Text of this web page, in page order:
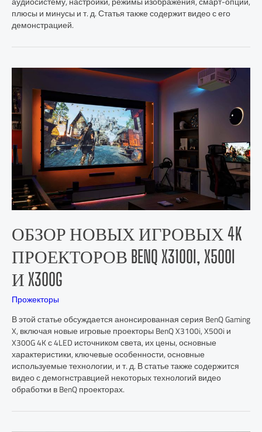
плюсы и минусы и т. д. Статья также содержит видео с его
демонстрацией.
ОБЗОР НОВЫХ ИГРОВЫХ 4K
ПРОЕКТОРОВ BENQ X3100I, X500I
И X300G
Прожекторы
В этой статье обсуждается анонсированная серия BenQ Gaming
X, включая новые игровые проекторы BenQ X3100i, X500i и
X300G 4K с 4LED источником света, их цены, основные
характеристики, ключевые особенности, основные
используемые технологии, и т. д. В статье также содержится
видео с демогнстравцией некоторых технологий видео
обработки в BenQ проекторах.